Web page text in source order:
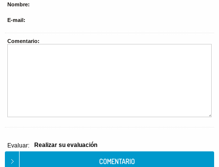
Nombre:
E-mail:
Comentario:
Evaluar: Realizar su evaluación